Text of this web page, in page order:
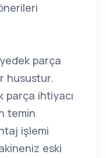
parça
husustur.
parça ihtiyacı
temin
işlemi
eski